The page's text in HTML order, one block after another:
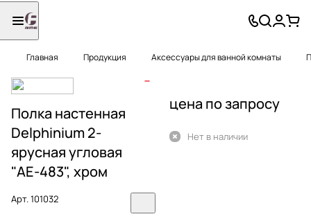
Главная Продукция Аксессуары для ванной комнаты
Полка настенная
Delphinium 2-
ярусная угловая
"АЕ-483", хром
Арт.101032
цена по запросу
Нет в наличии